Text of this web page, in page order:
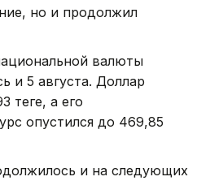
но и продолжил
валюты
и 5 августа. Доллар
а его
опустился до 469,85
и на следующих